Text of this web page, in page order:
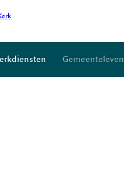
Gemeenteleven